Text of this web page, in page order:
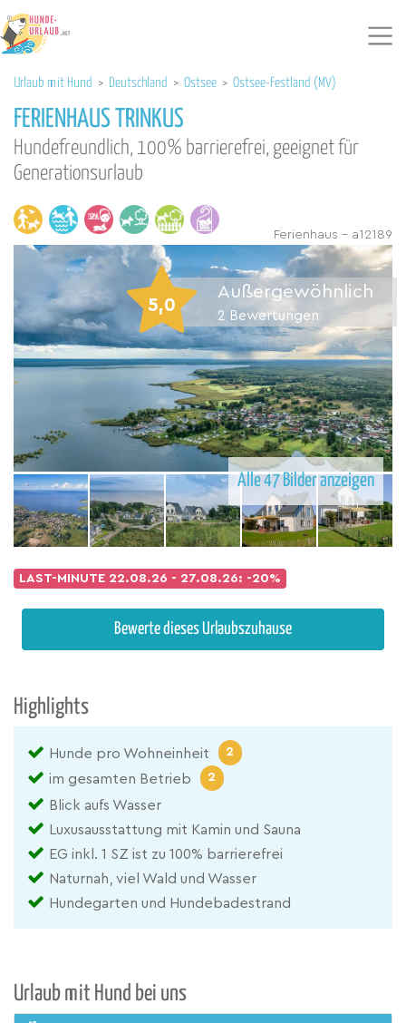
Urlaub mit Hund > Deutschland > Ostsee > Ostsee-Festland (MV)
FERIENHAUS TRINKUS
Hundefreundlich, 100% barrierefrei, geeignet für
Generationsurlaub
Ferienhaus - a12189
Alle 47 Bilder anzeigen
5,0
Außergewöhnlich
2 Bewertungen
LAST-MINUTE22.08.26 - 27.08.26: -20%
Bewerte dieses Urlaubszuhause
Highlights
Hunde pro Wohneinheit 2
im gesamten Betrieb 2
Blick aufs Wasser
Luxusausstattung mit Kamin und Sauna
EG inkl. 1 SZ ist zu 100% barrierefrei
Naturnah, viel Wald und Wasser
Hundegarten und Hundebadestrand
Urlaub mit Hund bei uns